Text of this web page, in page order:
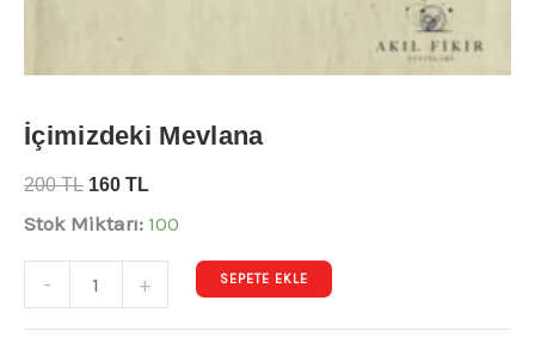
İçimizdeki Mevlana
200TL 160 TL
Stok Miktarı: 100
- + SEPETE EKLE